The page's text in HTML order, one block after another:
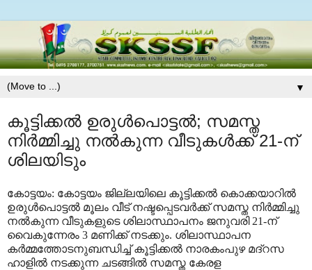
▼
കൂട്ടിക്കല്‍ ഉരുള്‍പൊട്ടല്‍; സമസ്ത
നിര്‍മ്മിച്ചു നല്‍കുന്ന വീടുകള്‍ക്ക് 21-ന്
ശിലയിടും
കോട്ടയം: കോട്ടയം ജില്ലയിലെ കൂട്ടിക്കല്‍ കൊക്കയാറില്‍
ഉരുള്‍പൊട്ടല്‍ മൂലം വീട് നഷ്ടപ്പെടവര്‍ക്ക് സമസ്ത നിര്‍മ്മിച്ചു
നല്‍കുന്ന വീടുകളുടെ ശിലാസ്ഥാപനം ജനുവരി 21-ന്
വൈകുന്നേരം 3 മണിക്ക് നടക്കും. ശിലാസ്ഥാപന
കര്‍മ്മത്തോടനുബന്ധിച്ച് കൂട്ടിക്കല്‍ നാരകംപുഴ മദ്റസ
ഹാളില്‍ നടക്കുന്ന ചടങ്ങില്‍ സമസ്ത കേരള